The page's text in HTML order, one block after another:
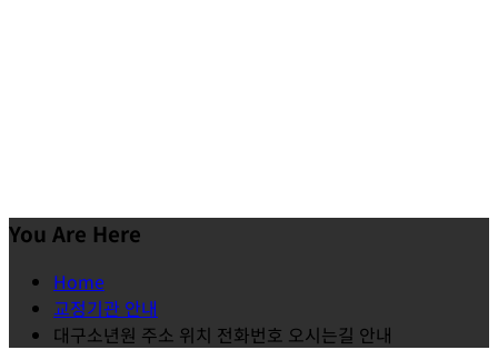
You Are Here
Home
교정기관 안내
대구소년원 주소 위치 전화번호 오시는길 안내